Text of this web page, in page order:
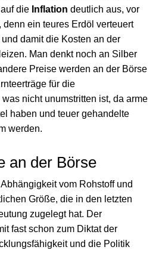
die Inflation deutlich aus, vor
, denn ein teures Erdöl verteuert
damit die Kosten an der
Man denkt noch an Silber
Preise werden an der Börse
für die
nicht unumstritten ist, da arme
haben und teuer gehandelte
werden.
an der Börse
vom Rohstoff und
Größe, die in den letzten
zugelegt hat. Der
fast schon zum Diktat der
und die Politik